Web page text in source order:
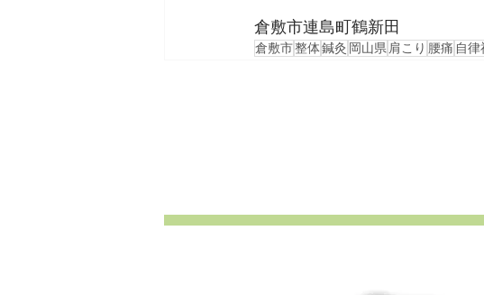
倉敷市連島町鶴新田
倉敷市整体鍼灸 岡山県 肩こり 腰痛 自